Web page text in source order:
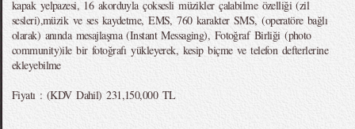
kapak yelpazesi, 16 akorduyla çoksesli müzikler çalabilme özelliği (zil
sesleri),müzik ve ses kaydetme, EMS, 760 karakter SMS, (operatöre bağlı
olarak) anında mesajlaşma (Instant Messaging), Fotoğraf Birliği (photo
community)ile bir fotoğrafı yükleyerek, kesip biçme ve telefon defterlerine
ekleyebilme
Fiyatı : (KDV Dahil) 231,150,000 TL